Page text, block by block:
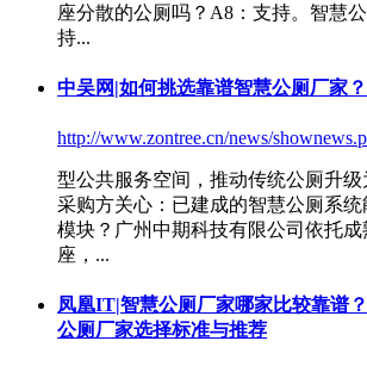
座分散的公厕吗？A8：支持。智慧
持...
中吴网|如何挑选靠谱智慧公厕厂家
http://www.zontree.cn/news/
型公共服务空间，推动传统公厕升
采购方关心：已建成的智慧公厕系统
模块？广州中期科技有限公司依托
座，...
凤凰IT|智慧公厕厂家哪家比较靠谱
公厕厂家选择标准与推荐